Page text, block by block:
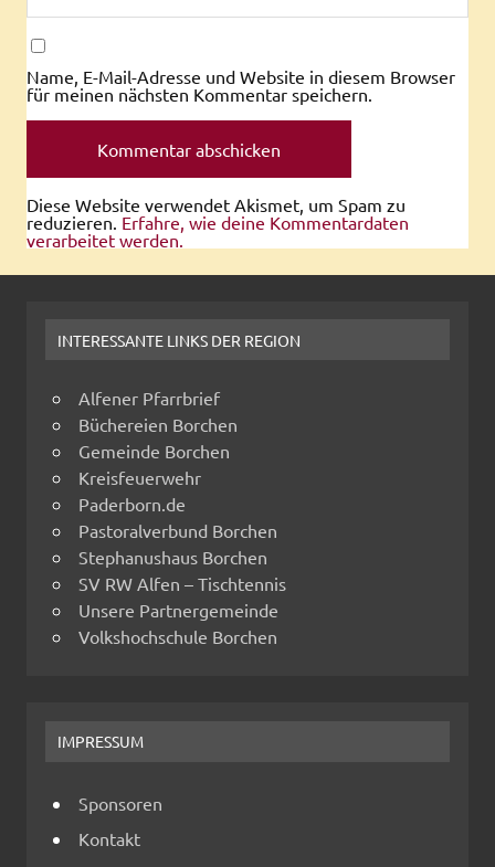
Name, E-Mail-Adresse und Website in diesem Browser
für meinen nächsten Kommentar speichern.
Diese Website verwendet Akismet, um Spam zu
reduzieren. Erfahre, wie deine Kommentardaten
verarbeitet werden.
INTERESSANTE LINKS DER REGION
Alfener Pfarrbrief
Büchereien Borchen
Gemeinde Borchen
Kreisfeuerwehr
Paderborn.de
Pastoralverbund Borchen
Stephanushaus Borchen
SV RW Alfen – Tischtennis
Unsere Partnergemeinde
Volkshochschule Borchen
IMPRESSUM
Sponsoren
Kontakt